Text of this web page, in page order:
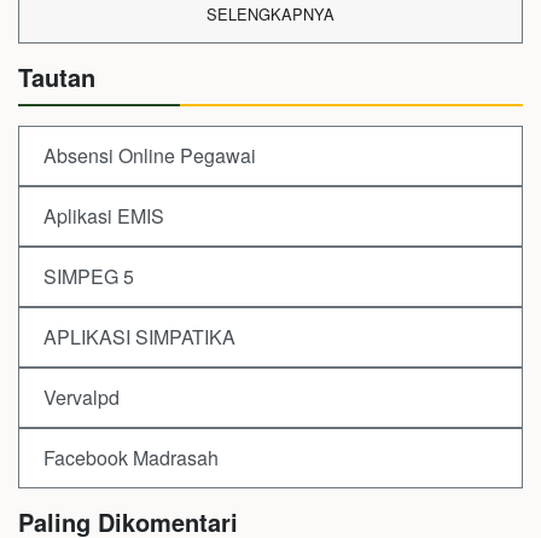
SELENGKAPNYA
Tautan
Absensi Online Pegawai
Aplikasi EMIS
SIMPEG 5
APLIKASI SIMPATIKA
Vervalpd
Facebook Madrasah
Paling Dikomentari